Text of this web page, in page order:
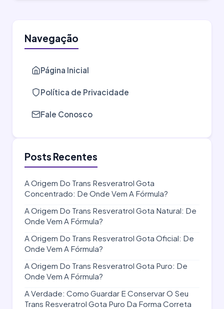
Navegação
Página Inicial
Política de Privacidade
Fale Conosco
Posts Recentes
A Origem Do Trans Resveratrol Gota
Concentrado: De Onde Vem A Fórmula?
A Origem Do Trans Resveratrol Gota Natural: De
Onde Vem A Fórmula?
A Origem Do Trans Resveratrol Gota Oficial: De
Onde Vem A Fórmula?
A Origem Do Trans Resveratrol Gota Puro: De
Onde Vem A Fórmula?
A Verdade: Como Guardar E Conservar O Seu
Trans Resveratrol Gota Puro Da Forma Correta